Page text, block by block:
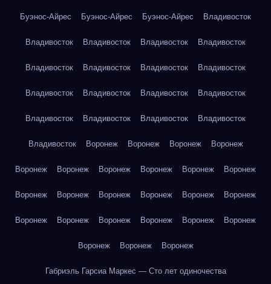
Буэнос-Айрес Буэнос-Айрес Буэнос-Айрес Владивосток
Владивосток Владивосток Владивосток Владивосток
Владивосток Владивосток Владивосток Владивосток
Владивосток Владивосток Владивосток Владивосток
Владивосток Владивосток Владивосток Владивосток
Владивосток Воронеж Воронеж Воронеж Воронеж
Воронеж Воронеж Воронеж Воронеж Воронеж Воронеж
Воронеж Воронеж Воронеж Воронеж Воронеж Воронеж
Воронеж Воронеж Воронеж Воронеж Воронеж Воронеж
Воронеж Воронеж Воронеж
Габриэль Гарсиа Маркес — Сто лет одиночества